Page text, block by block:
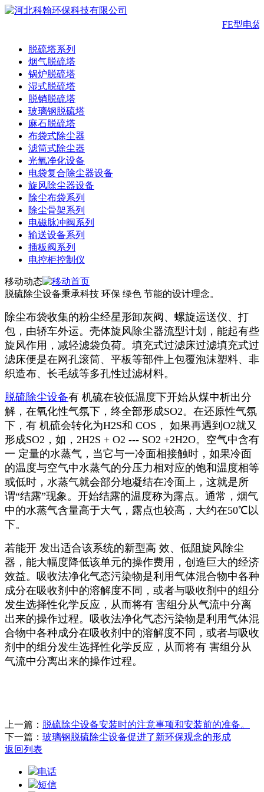
FE型电
脱硫塔系列
烟气脱硫塔
锅炉脱硫塔
湿式脱硫塔
脱销脱硫塔
玻璃钢脱硫塔
麻石脱硫塔
布袋式除尘器
滤筒式除尘器
光氧净化设备
电袋复合除尘器设备
旋风除尘器设备
除尘布袋系列
除尘骨架系列
电磁脉冲阀系列
输送设备系列
插板阀系列
电控柜控制仪
移动动态
脱硫除尘设备秉承科技 环保 绿色 节能的设计理念。
除尘布袋收集的粉尘经星形卸灰阀、螺旋运送仪、打
包，由轿车外运。壳体旋风除尘器流型计划，能起有些
旋风作用，减轻滤袋负荷。填充式过滤床过滤填充式过
滤床便是在网孔滚筒、平板等部件上包覆泡沫塑料、非
织造布、长毛绒等多孔性过滤材料。
脱硫除尘设备有 机硫在较低温度下开始从煤中析出分
解，在氧化性气氛下，终全部形成SO2。在还原性气氛
下，有 机硫会转化为H2S和 COS， 如果再遇到O2就又
形成SO2，如，2H2S + O2 --- SO2 +2H2O。空气中含有
一 定量的水蒸气，当它与一冷面相接触时，如果冷面
的温度与空气中水蒸气的分压力相对应的饱和温度相等
或低时，水蒸气就会部分地凝结在冷面上，这就是所
谓“结露”现象。开始结露的温度称为露点。通常，烟气
中的水蒸气含量高于大气，露点也较高，大约在50℃以
下。
若能开 发出适合该系统的新型高 效、低阻旋风除尘
器，能大幅度降低该单元的操作费用，创造巨大的经济
效益。吸收法净化气态污染物是利用气体混合物中各种
成分在吸收剂中的溶解度不同，或者与吸收剂中的组分
发生选择性化学反应，从而将有 害组分从气流中分离
出来的操作过程。吸收法净化气态污染物是利用气体混
合物中各种成分在吸收剂中的溶解度不同，或者与吸收
剂中的组分发生选择性化学反应，从而将有 害组分从
气流中分离出来的操作过程。
上一篇： 脱硫除尘设备安装时的注意事项和安装前的准备。
下一篇： 玻璃钢脱硫除尘设备促进了新环保观念的形成
返回列表
电话
短信